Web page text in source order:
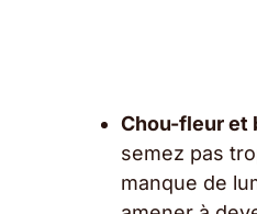
Chou-fleur et
semez pas
manque de